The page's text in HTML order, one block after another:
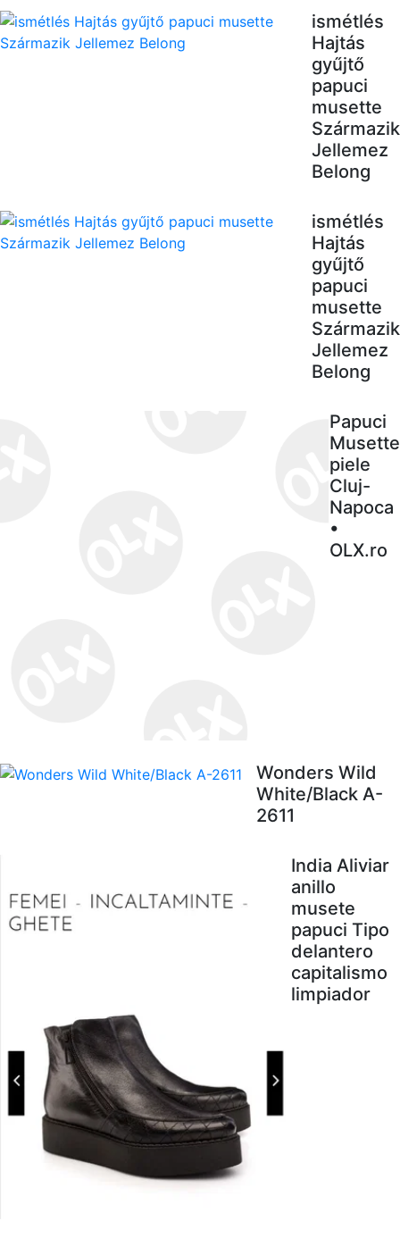
ismétlés
Hajtás
gyűjtő
papuci
musette
Származik
Jellemez
Belong
ismétlés
Hajtás
gyűjtő
papuci
musette
Származik
Jellemez
Belong
Papuci
Musette
piele
Cluj-
Napoca
•
OLX.ro
Wonders Wild
White/Black A-
2611
India Aliviar
anillo
musete
papuci Tipo
delantero
capitalismo
limpiador